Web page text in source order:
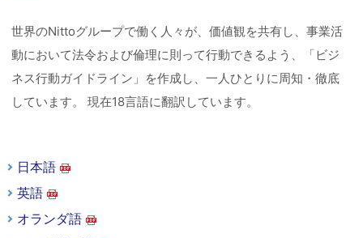
世界のNittoグループで働く人々が、価値観を共有し、事業活
動において法令および倫理に則って行動できるよう、「ビジ
ネス行動ガイドライン」を作成し、一人ひとりに周知・徹底
しています。 現在18言語に翻訳しています。
日本語
英語
オランダ語